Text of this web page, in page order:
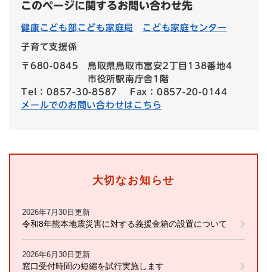
このページに関するお問い合わせ先
健康こども部こども家庭局 こども家庭センター
子育て支援係
〒680-0845
鳥取県鳥取市富安2丁目138番地4
市役所駅南庁舎1階
Tel：0857-30-8587
Fax：0857-20-0144
メールでのお問い合わせはこちら
大切なお知らせ
2026年7月30日更新
令和8年熊本地震災害に対する義援金箱の設置について
2026年6月30日更新
窓口受付時間の短縮を試行実施します